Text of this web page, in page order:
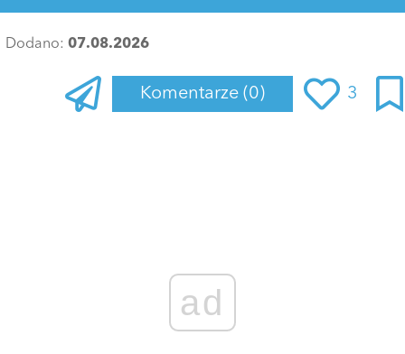
Dodano: 07.08.2026
Komentarze (0) 3
ad